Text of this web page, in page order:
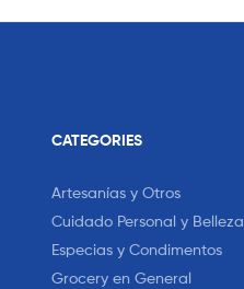
CATEGORIES
Artesanías y Otros
Cuidado Personal y Belleza
Especias y Condimentos
Grocery en General